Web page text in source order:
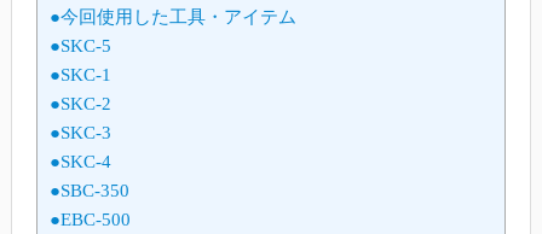
●今回使用した工具・アイテム
●SKC-5
●SKC-1
●SKC-2
●SKC-3
●SKC-4
●SBC-350
●EBC-500